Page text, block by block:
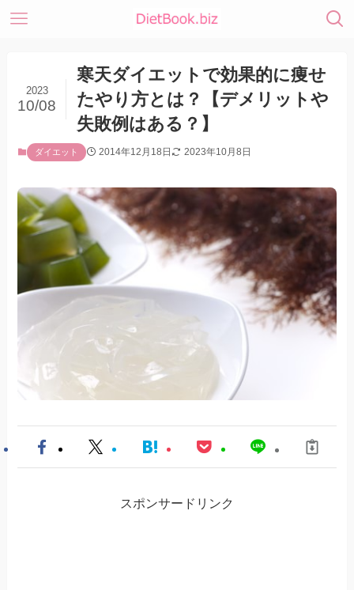
寒天ダイエットで効果的に痩せ
たやり方とは？【デメリットや
失敗例はある？】
2023
10/08
ダイエット 2014年12月18日 2023年10月8日
スポンサードリンク